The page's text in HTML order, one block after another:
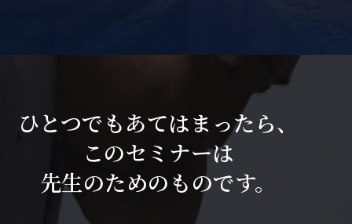
ひとつでもあてはまったら、
このセミナーは
先生のためのものです。